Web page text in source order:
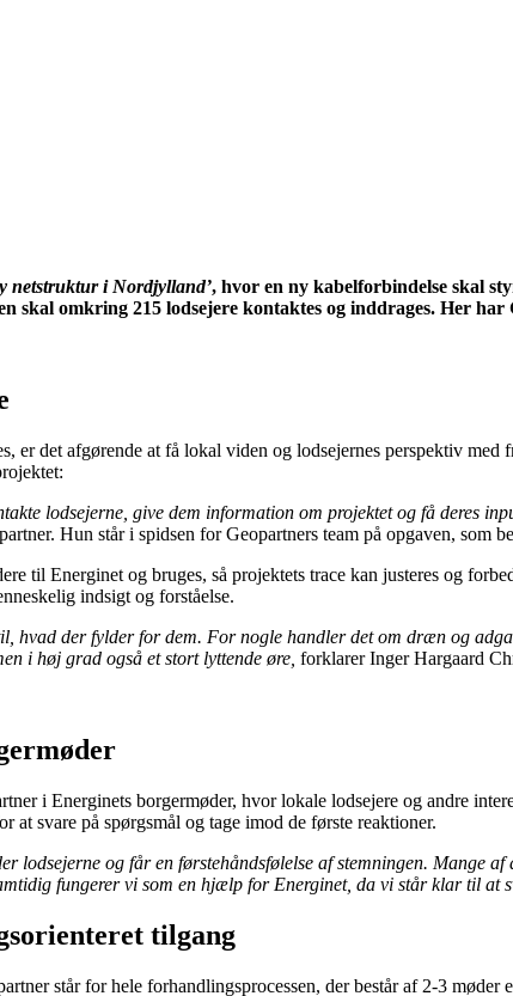
netstruktur i Nordjylland’, hvor en ny kabelforbindelse skal
skal omkring 215 lodsejere kontaktes og inddrages. Her
er det afgørende at få lokal viden og lodsejernes perspektiv
lodsejerne, give dem information om projektet og få deres
Hun står i spidsen for Geopartners team på opgaven, som
til Energinet og bruges, så projektets trace kan justeres og
indsigt og forståelse.
hvad der fylder for dem. For nogle handler det om dræn og
i høj grad også et stort lyttende øre, forklarer Inger Hargaard
i Energinets borgermøder, hvor lokale lodsejere og andre
at svare på spørgsmål og tage imod de første reaktioner.
lodsejerne og får en førstehåndsfølelse af stemningen. Mange
fungerer vi som en hjælp for Energinet, da vi står klar til at
tilgang
står for hele forhandlingsprocessen, der består af 2-3 møder